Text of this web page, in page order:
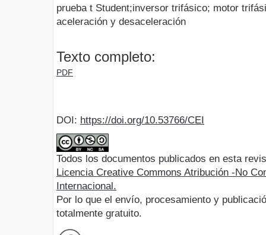
prueba t Student;inversor trifásico; motor
aceleración y desaceleración
Texto completo:
PDF
DOI: https://doi.org/10.53766/CEI
Todos los documentos publicados en esta
Licencia Creative Commons Atribución -No
Internacional.
Por lo que el envío, procesamiento y
totalmente gratuito.